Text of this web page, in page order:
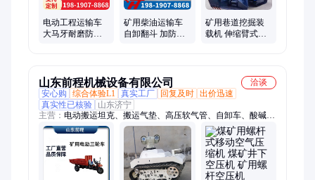
电动工程运输车
大马牙耐磨防滑
矿用柴油运输车
自卸翻斗 加防滑
矿用巷道挖掘装
载机 伸缩臂式扒
山东前程机械设备有限公司
洽谈
安心购
综合体验L1 真实工厂 回复及时 出价迅速
真实性已核验
山东济宁
主营： 电动搬运坦克、搬运气垫、高压软气管、自卸车、酸碱喷
射器、螺旋千斤顶、机载临时支护装置、高位翻车机、道口栏木
机、永磁除铁器、电动液压推杆、合金钻头、船用滑车、锚索张
拉机具、矿用风门、矿用洗靴机、皮带清扫器、船用风机、喷浆
机、泄爆牵引绞索、小型挖掘机、割草机、链轮组件、矿用三轮